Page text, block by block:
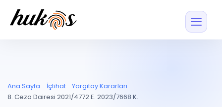
Entegrasyonu
UYAP ile otomatik
Blog
Ana Sayfa İçtihat
Yargıtay Kararları
8. Ceza Dairesi 2021/4772 E. 2023/7668 K.